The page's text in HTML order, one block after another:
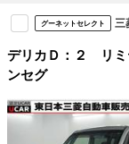
グーネットセレクト 三
デリカＤ：２ リ
ンセグ